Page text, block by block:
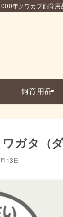
年クワカブ飼育用
飼育用品
ガタ（ダ
13日